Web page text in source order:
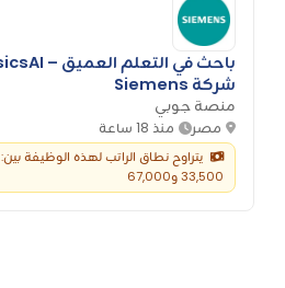
شركة Siemens
منصة جوبي
مصر منذ 18 ساعة
يتراوح نطاق الراتب لهذه الوظيفة بين:
33,500 و67,000